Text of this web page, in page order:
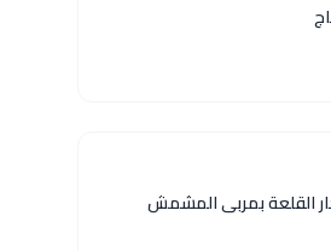
القلعة بمربى المشمش